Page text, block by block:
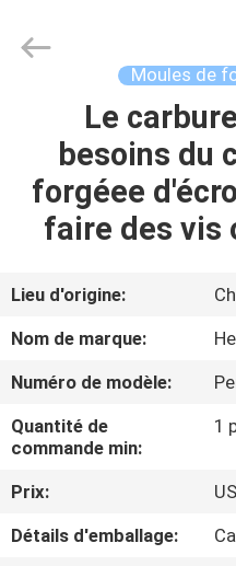
MAISON
PRODUITS
AU
DE
NOUS
VISITE
D'USINE
Precision
Moules de
Le
besoins du
forgéee
faire des vis
Lieu d'origine:
Nom de marque:
Numéro de modèle:
Quantité de
commande min:
1
Prix:
Détails d'emballage: